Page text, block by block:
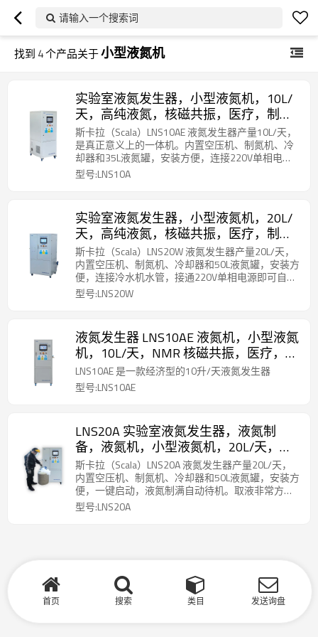
请输入一个搜索词
找到 4个产品关于小型液氮机
实验室液氮发生器，小型液氮机，10L/
天，高纯液氮，核磁共振，医疗，制
药，分析仪，低温冻存，LNS10A，杭州
斯卡拉
斯卡拉（Scala）LNS10AE 液氮发生器产量10L/天，
是真正意义上的一体机。内置空压机、制氮机、冷
却器和35L液氮罐，安装方便，连接220V单相电源
即可自动运行。一键启动，液氮制满自动待机。取
液非常方便，不需要停机、不需要增压，打开取液
型号:LNS10A
实验室液氮发生器，小型液氮机，20L/
天，高纯液氮，核磁共振，医疗，制
药，质谱仪，低温冻存，LNS20w，杭
州斯卡拉
斯卡拉（Scala）LNS20W 液氮发生器产量20L/天，
内置空压机、制氮机、冷却器和50L液氮罐，安装方
便，连接冷水机水管，接通220V单相电源即可自动
运行。一键启动，液氮制满自动待机。取液非常方
便，不需要停机、不需要增压，打开取液阀门一键
型号:LNS20W
液氮发生器 LNS10AE 液氮机，小型液氮
机，10L/天，NMR 核磁共振，医疗，制
药，质谱仪，低温冻存, 液氮一体机
LNS10AE 是一款经济型的10升/天液氮发生器
型号:LNS10AE
LNS20A 实验室液氮发生器，液氮制
备，液氮机，小型液氮机，20L/天，高
纯液氮，核磁共振，医疗，制药，质谱
仪，低温冻存，LNS20A，杭州斯卡拉
斯卡拉（Scala）LNS20A 液氮发生器产量20L/天，
内置空压机、制氮机、冷却器和50L液氮罐，安装方
便，一键启动，液氮制满自动待机。取液非常方
便，不需要停机、不需要增压，打开取液阀门一键
取液。
型号:LNS20A
首页 搜索 类目 发送询盘